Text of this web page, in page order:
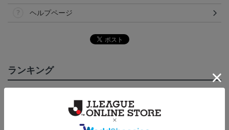
ヘルプページ
ランキング